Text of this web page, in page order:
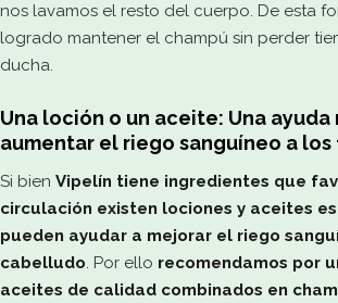
nos lavamos el resto del cuerpo. De esta
logrado mantener el champú sin perder
ducha.
Una loción o un aceite: Una ayuda
aumentar el riego sanguíneo a
Si bien Vipelín tiene ingredientes que
circulación existen lociones y aceites
pueden ayudar a mejorar el riego
cabelludo. Por ello recomendamos por
aceites de calidad combinados en